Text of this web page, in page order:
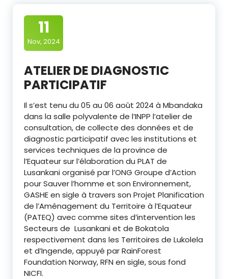
11
Nov, 2024
ATELIER DE DIAGNOSTIC
PARTICIPATIF
Il s’est tenu du 05 au 06 août 2024 à Mbandaka
dans la salle polyvalente de l’INPP l’atelier de
consultation, de collecte des données et de
diagnostic participatif avec les institutions et
services techniques de la province de
l’Equateur sur l’élaboration du PLAT de
Lusankani organisé par l’ONG Groupe d’Action
pour Sauver l’homme et son Environnement,
GASHE en sigle à travers son Projet Planification
de l’Aménagement du Territoire à l’Equateur
(PATEQ) avec comme sites d’intervention les
Secteurs de Lusankani et de Bokatola
respectivement dans les Territoires de Lukolela
et d’Ingende, appuyé par RainForest
Foundation Norway, RFN en sigle, sous fond
NICFI.